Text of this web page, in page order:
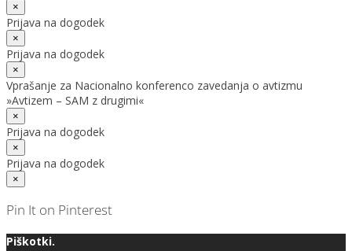
×
Prijava na dogodek
×
Prijava na dogodek
×
Vprašanje za Nacionalno konferenco zavedanja o avtizmu
»Avtizem – SAM z drugimi«
×
Prijava na dogodek
×
Prijava na dogodek
×
Pin It on Pinterest
Piškotki.